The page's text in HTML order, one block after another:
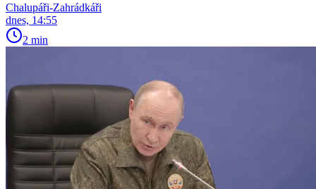
Chalupáři-Zahrádkáři
dnes, 14:55
2 min